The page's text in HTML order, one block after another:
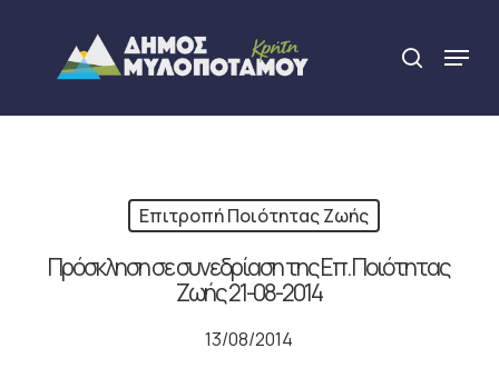
content
search
Menu
Επιτροπή Ποιότητας Ζωής
Πρόσκληση σε συνεδρίαση της Επ. Ποιότητας
Ζωής 21-08-2014
13/08/2014
Close